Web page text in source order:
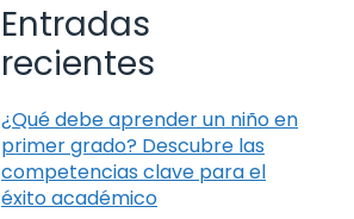
Entradas
recientes
¿Qué debe aprender un niño en
primer grado? Descubre las
competencias clave para el
éxito académico